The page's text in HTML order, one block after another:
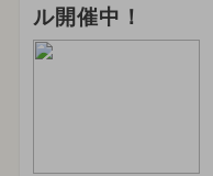
ル開催中！